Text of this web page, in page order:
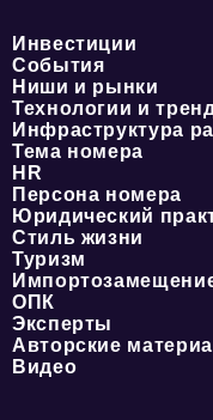
Инвестиции
События
Ниши и рынки
Технологии и
Инфраструктура
Тема номера
HR
Персона номера
Юридический
Стиль жизни
Туризм
ОПК
Эксперты
Авторские
Видео